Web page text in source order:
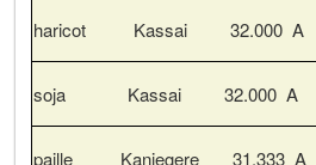
haricot Kassai 32.000 A
soja Kassai 32.000 A
paille Kanjegere 31.333 A